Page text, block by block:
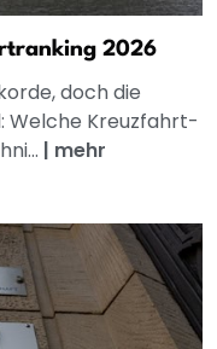
2026
doch die
Welche Kreuzfahrt-
| mehr